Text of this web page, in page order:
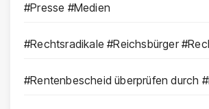
#Presse #Medien
#Rechtsradikale #Reichsbürger
#Rentenbescheid überprüfen durch